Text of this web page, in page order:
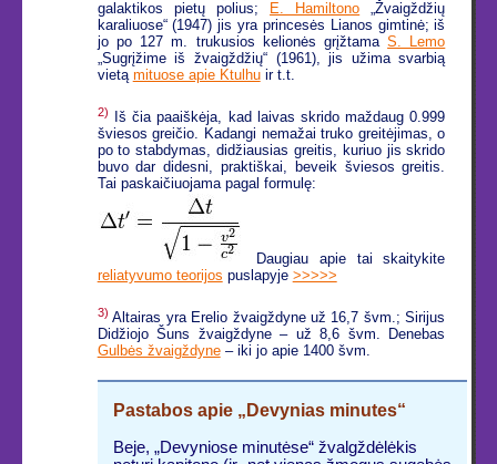
galaktikos pietų polius;
E. Hamiltono „Žvaigždžių
karaliuose“ (1947) jis yra princesės Lianos gimtinė; iš
jo po 127 m. trukusios kelionės grįžtamaS. Lemo
„Sugrįžime iš žvaigždžių“ (1961), jis užima svarbią
vietą mituose apie Ktulhuir t.t.
2)
Iš čia paaiškėja, kad laivas skrido maždaug 0.999
šviesos greičio. Kadangi nemažai truko greitėjimas, o
po to stabdymas, didžiausias greitis, kuriuo jis skrido
buvo dar didesni, praktiškai, beveik šviesos greitis.
Tai paskaičiuojama pagal formulę:
Daugiau apie tai skaitykite
reliatyvumo teorijos puslapyje >>>>>
3) Altairas yra Erelio žvaigždyne už 16,7 švm.; Sirijus
Didžiojo Šuns žvaigždyne – už 8,6 švm. Denebas
Gulbės žvaigždyne– iki jo apie 1400 švm.
Pastabos apie „Devynias minutes“
Beje, „Devyniose minutėse“ žvalgždėlėkis